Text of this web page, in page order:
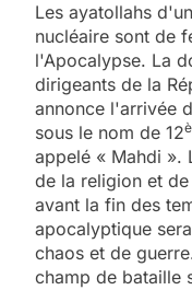
Les ayatollahs
nucléaire sont de
l'Apocalypse. La
dirigeants de la
annonce l'arrivée
sous le nom de 12
appelé « Mahdi ».
de la religion et
avant la fin des
apocalyptique
chaos et de
champ de bataille